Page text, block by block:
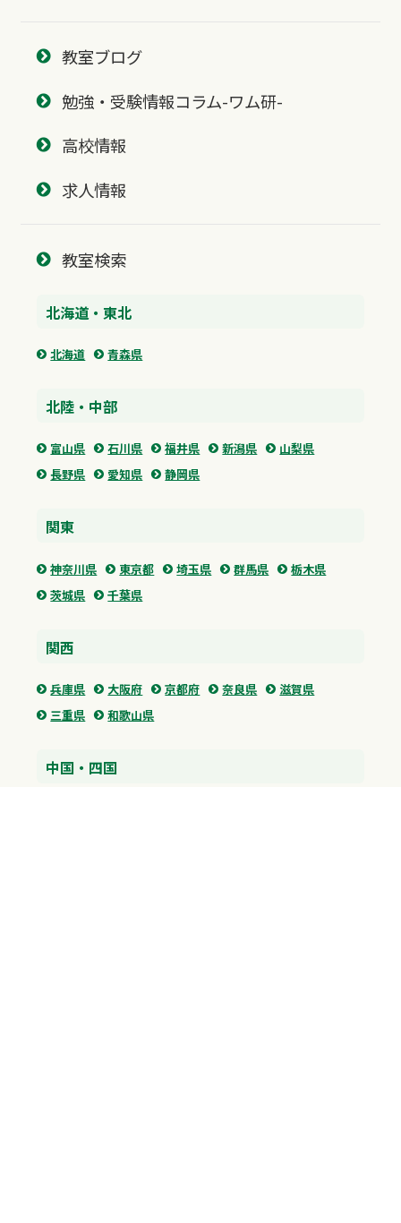
教室ブログ
勉強・受験情報コラム-ワム研-
高校情報
求人情報
教室検索
北海道・東北
北海道 青森県
北陸・中部
富山県 石川県 福井県 新潟県
山梨県
長野県
愛知県 静岡県
関東
神奈川県 東京都 埼玉県 群馬県
栃木県
茨城県
千葉県
関西
兵庫県 大阪府 京都府 奈良県
滋賀県
三重県
和歌山県
中国・四国